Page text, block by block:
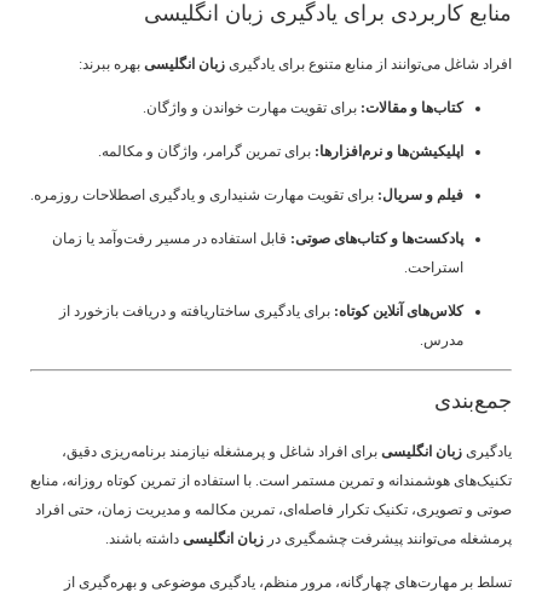
منابع کاربردی برای یادگیری زبان انگلیسی
افراد شاغل می‌توانند از منابع متنوع برای یادگیریزبان انگلیسیبهره ببرند:
کتاب‌ها و مقالات:برای تقویت مهارت خواندن و واژگان.
اپلیکیشن‌ها و نرم‌افزارها:برای تمرین گرامر، واژگان و مکالمه.
فیلم و سریال:برای تقویت مهارت شنیداری و یادگیری اصطلاحات روزمره.
پادکست‌ها و کتاب‌های صوتی: قابل استفاده در مسیر رفت‌وآمد یا زمان
استراحت.
کلاس‌های آنلاین کوتاه:برای یادگیری ساختاریافته و دریافت بازخورد از
مدرس.
جمع‌بندی
یادگیریزبان انگلیسیبرای افراد شاغل و پرمشغله نیازمند برنامه‌ریزی دقیق،
تکنیک‌های هوشمندانه و تمرین مستمر است. با استفاده از تمرین کوتاه روزانه، منابع
صوتی و تصویری، تکنیک تکرار فاصله‌ای، تمرین مکالمه و مدیریت زمان، حتی افراد
پرمشغله می‌توانند پیشرفت چشمگیری درزبان انگلیسیداشته باشند.
تسلط بر مهارت‌های چهارگانه، مرور منظم، یادگیری موضوعی و بهره‌گیری از